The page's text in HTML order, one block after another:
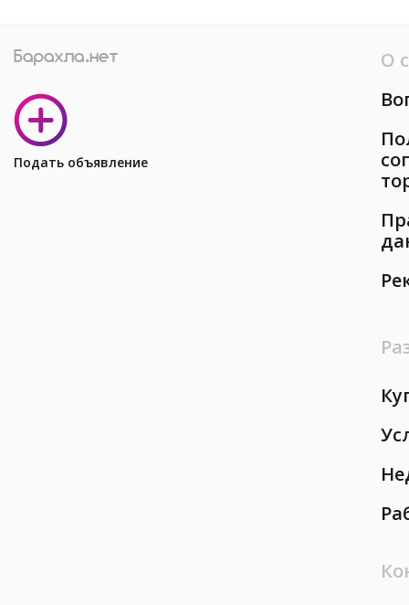
Подать объявление
О